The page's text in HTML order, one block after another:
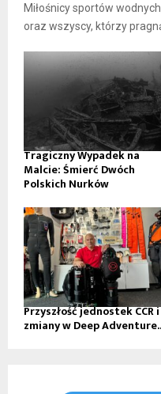
Miłośnicy sportów
oraz wszyscy, którzy
Tragiczny Wypadek na
Malcie: Śmierć Dwóch
Polskich Nurków
Przyszłość jednostek CCR i
zmiany w Deep